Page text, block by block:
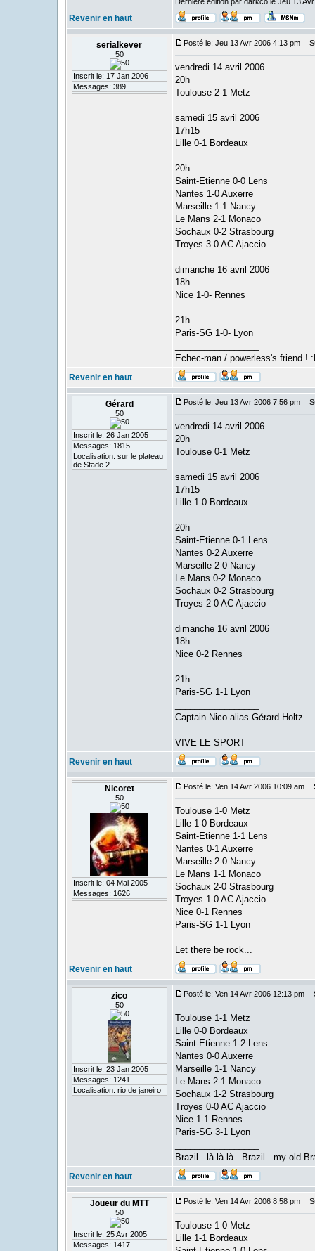
Revenir en haut
serialkever
50
Inscrit le: 17 Jan 2006
Messages: 389
Posté le: Jeu 13 Avr 2006 4:13 pm
vendredi 14 avril 2006
20h
Toulouse 2-1 Metz
samedi 15 avril 2006
17h15
Lille 0-1 Bordeaux
20h
Saint-Etienne 0-0 Lens
Nantes 1-0 Auxerre
Marseille 1-1 Nancy
Le Mans 2-1 Monaco
Sochaux 0-2 Strasbourg
Troyes 3-0 AC Ajaccio
dimanche 16 avril 2006
18h
Nice 1-0- Rennes
21h
Paris-SG 1-0- Lyon
Echec-man / powerless's friend !
Revenir en haut
Gérard
50
Inscrit le: 26 Jan 2005
Messages: 1815
Localisation: sur le plateau
de Stade 2
Posté le: Jeu 13 Avr 2006 7:56 pm
vendredi 14 avril 2006
20h
Toulouse 0-1 Metz
samedi 15 avril 2006
17h15
Lille 1-0 Bordeaux
20h
Saint-Etienne 0-1 Lens
Nantes 0-2 Auxerre
Marseille 2-0 Nancy
Le Mans 0-2 Monaco
Sochaux 0-2 Strasbourg
Troyes 2-0 AC Ajaccio
dimanche 16 avril 2006
18h
Nice 0-2 Rennes
21h
Paris-SG 1-1 Lyon
Captain Nico alias Gérard Holtz
VIVE LE SPORT
Revenir en haut
Nicoret
50
Inscrit le: 04 Mai 2005
Messages: 1626
Posté le: Ven 14 Avr 2006 10:09 am
Toulouse 1-0 Metz
Lille 1-0 Bordeaux
Saint-Etienne 1-1 Lens
Nantes 0-1 Auxerre
Marseille 2-0 Nancy
Le Mans 1-1 Monaco
Sochaux 2-0 Strasbourg
Troyes 1-0 AC Ajaccio
Nice 0-1 Rennes
Paris-SG 1-1 Lyon
Let there be rock...
Revenir en haut
zico
50
Inscrit le: 23 Jan 2005
Messages: 1241
Localisation: rio de janeiro
Posté le: Ven 14 Avr 2006 12:13 pm
Toulouse 1-1 Metz
Lille 0-0 Bordeaux
Saint-Etienne 1-2 Lens
Nantes 0-0 Auxerre
Marseille 1-1 Nancy
Le Mans 2-1 Monaco
Sochaux 1-2 Strasbourg
Troyes 0-0 AC Ajaccio
Nice 1-1 Rennes
Paris-SG 3-1 Lyon
Brazil...là là là ..Brazil ..my old
Revenir en haut
Joueur du MTT
50
Inscrit le: 25 Avr 2005
Messages: 1417
Posté le: Ven 14 Avr 2006 8:58 pm
Toulouse 1-0 Metz
Lille 1-1 Bordeaux